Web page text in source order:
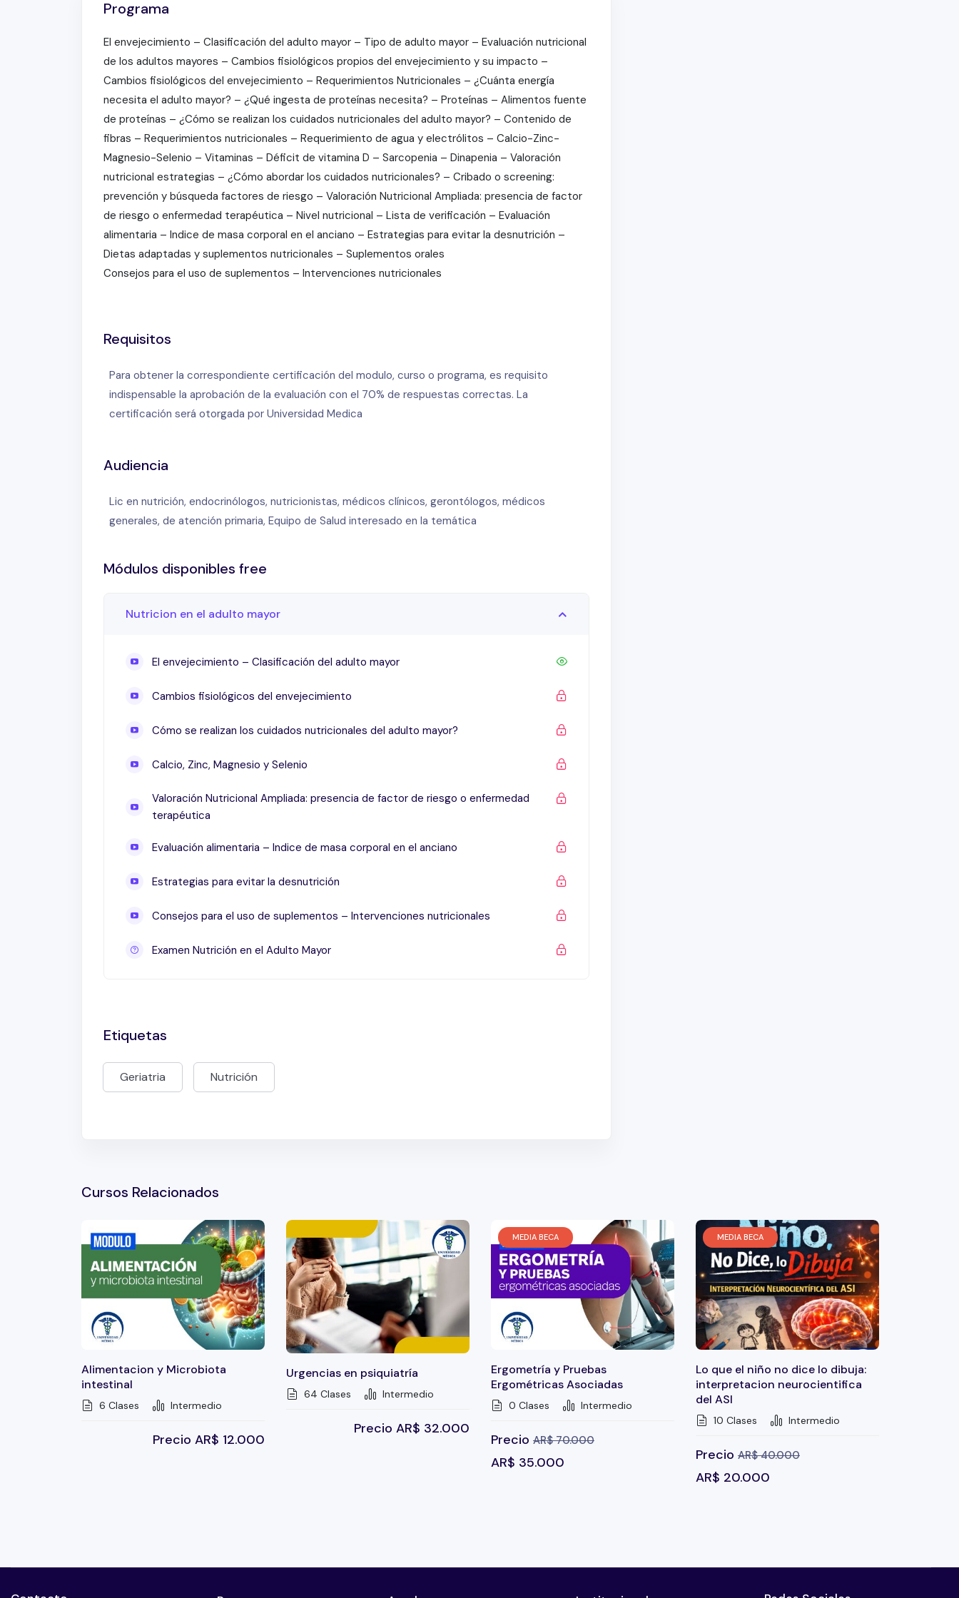
Programa
El envejecimiento – Clasificación del adulto mayor – Tipo de adulto mayor – Evaluación nutricional
de los adultos mayores – Cambios fisiológicos propios del envejecimiento y su impacto –
Cambios fisiológicos del envejecimiento – Requerimientos Nutricionales – ¿Cuánta energía
necesita el adulto mayor? – ¿Qué ingesta de proteínas necesita? – Proteínas – Alimentos fuente
de proteínas – ¿Cómo se realizan los cuidados nutricionales del adulto mayor? – Contenido de
fibras – Requerimientos nutricionales – Requerimiento de agua y electrólitos – Calcio-Zinc-
Magnesio-Selenio – Vitaminas – Déficit de vitamina D – Sarcopenia – Dinapenia – Valoración
nutricional estrategias – ¿Cómo abordar los cuidados nutricionales? – Cribado o screening:
prevención y búsqueda factores de riesgo – Valoración Nutricional Ampliada: presencia de factor
de riesgo o enfermedad terapéutica – Nivel nutricional – Lista de verificación – Evaluación
alimentaria – Indice de masa corporal en el anciano – Estrategias para evitar la desnutrición –
Dietas adaptadas y suplementos nutricionales – Suplementos orales
Consejos para el uso de suplementos – Intervenciones nutricionales
Requisitos
Para obtener la correspondiente certificación del modulo, curso o programa, es requisito
indispensable la aprobación de la evaluación con el 70% de respuestas correctas. La
certificación será otorgada por Universidad Medica
Audiencia
Lic en nutrición, endocrinólogos, nutricionistas, médicos clínicos, gerontólogos, médicos
generales, de atención primaria, Equipo de Salud interesado en la temática
Módulos disponibles free
Nutricion en el adulto mayor
El envejecimiento – Clasificación del adulto mayor
Cambios fisiológicos del envejecimiento
Cómo se realizan los cuidados nutricionales del adulto mayor?
Calcio, Zinc, Magnesio y Selenio
Valoración Nutricional Ampliada: presencia de factor de riesgo o enfermedad
terapéutica
Evaluación alimentaria – Indice de masa corporal en el anciano
Estrategias para evitar la desnutrición
Consejos para el uso de suplementos – Intervenciones nutricionales
Examen Nutrición en el Adulto Mayor
Etiquetas
Geriatria Nutrición
Cursos Relacionados
Alimentacion y Microbiota
intestinal
6 Clases Intermedio
Precio AR$ 12.000
Urgencias en psiquiatría
64 Clases Intermedio
Precio AR$ 32.000
MEDIA BECA
Ergometría y Pruebas
Ergométricas Asociadas
0 Clases Intermedio
Precio AR$70.000
AR$ 35.000
MEDIA BECA
Lo que el niño no dice lo dibuja:
interpretacion neurocientifica
del ASI
10 Clases Intermedio
Precio AR$40.000
AR$ 20.000